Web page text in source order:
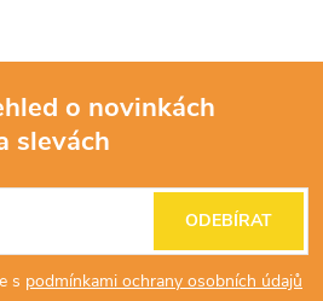
o novinkách
slevách
s podmínkami ochrany osobních údajů
ODEBÍRAT